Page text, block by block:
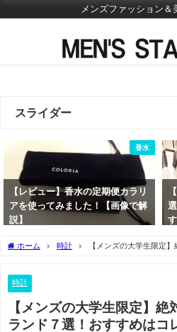
メンズファッション＆
スライダー
香水
【レビュー】香水の定期便カラリ
アを使ってみました！【画像で解
説】
す
ホーム 時計
【メンズの大学生限定
時計
【メンズの大学生限定】
ランド７選！おすすめはコ